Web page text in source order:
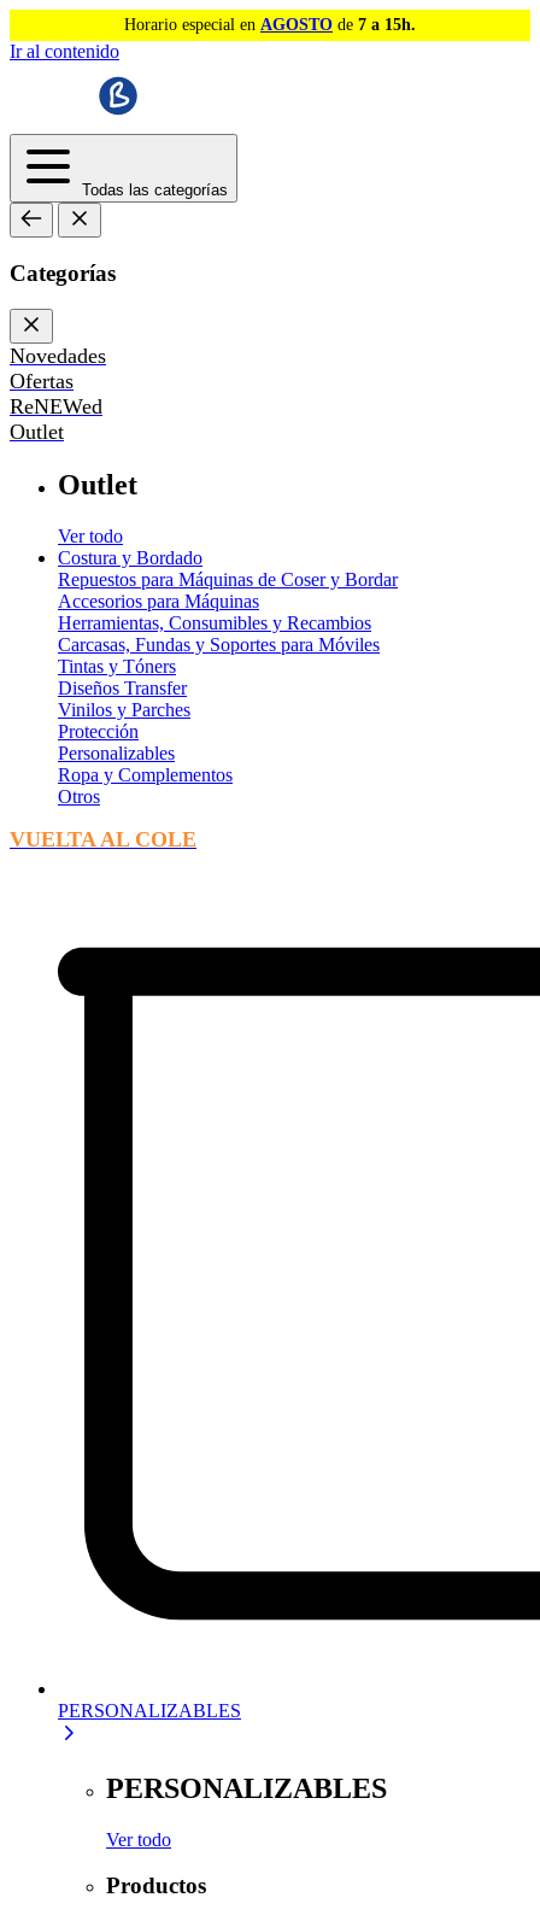
Horario especial en AGOSTO de 7 a 15h.
Ir al contenido
Todas las categorías
Categorías
Novedades
Ofertas
ReNEWed
Outlet
Outlet
Ver todo
Costura y Bordado
Repuestos para Máquinas de Coser y Bordar
Accesorios para Máquinas
Herramientas, Consumibles y Recambios
Carcasas, Fundas y Soportes para Móviles
Tintas y Tóners
Diseños Transfer
Vinilos y Parches
Protección
Personalizables
Ropa y Complementos
Otros
VUELTA AL COLE
PERSONALIZABLES
PERSONALIZABLES
Ver todo
Productos